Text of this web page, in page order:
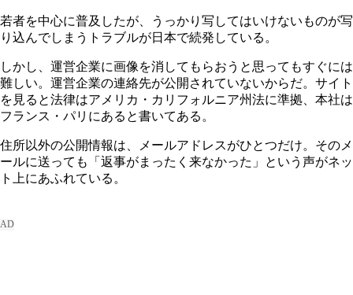
若者を中心に普及したが、うっかり写してはいけないものが写
り込んでしまうトラブルが日本で続発している。
しかし、運営企業に画像を消してもらおうと思ってもすぐには
難しい。運営企業の連絡先が公開されていないからだ。サイト
を見ると法律はアメリカ・カリフォルニア州法に準拠、本社は
フランス・パリにあると書いてある。
住所以外の公開情報は、メールアドレスがひとつだけ。そのメ
ールに送っても「返事がまったく来なかった」という声がネッ
ト上にあふれている。